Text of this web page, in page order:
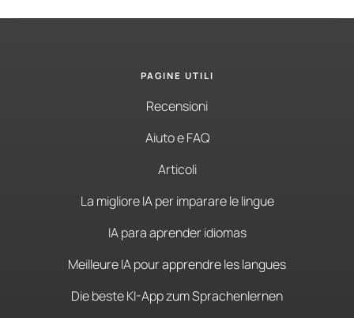
PAGINE UTILI
Recensioni
Aiuto e FAQ
Articoli
La migliore IA per imparare le lingue
IA para aprender idiomas
Meilleure IA pour apprendre les langues
Die beste KI-App zum Sprachenlernen